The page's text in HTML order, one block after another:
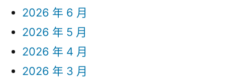
2026 年 6 月
2026 年 5 月
2026 年 4 月
2026 年 3 月